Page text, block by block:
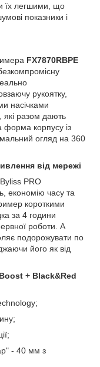
їх легшими, що
показники і
FX7870RBPE
рукоятку,
насічками
разом дають
форма корпусу із
огляд на 360
від мережі
PRO
економію часу та
короткими
за 4 години
роботи. А
подорожувати по
його як від
+ Black&Red
- 40 мм з